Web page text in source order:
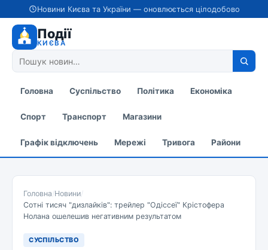
Новини Києва та України — оновлюється цілодобово
Події
КИЄВА
Головна Суспільство Політика Економіка
Спорт Транспорт Магазини
Графік відключень Мережі Тривога Райони
Головна/Новини/
Сотні тисяч "дизлайків": трейлер "Одіссеї" Крістофера
Нолана ошелешив негативним результатом
СУСПІЛЬСТВО